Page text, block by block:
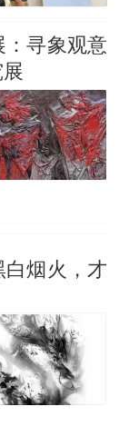
寻象观意
烟火，才